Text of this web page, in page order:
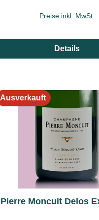
Preise inkl. MwSt.
Details
Ausverkauft
Pierre Moncuit Delos